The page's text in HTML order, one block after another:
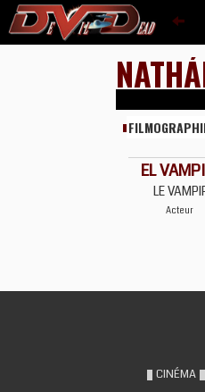
EL
LE
Acteur
CINÉMA